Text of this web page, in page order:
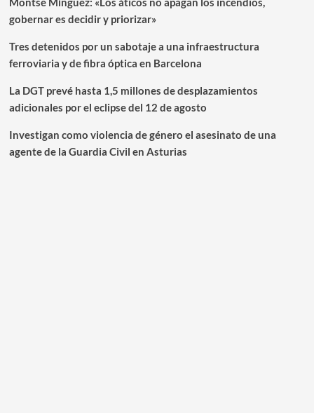
gobernar es decidir y priorizar»
Tres detenidos por un sabotaje a una infraestructura
ferroviaria y de fibra óptica en Barcelona
La DGT prevé hasta 1,5 millones de desplazamientos
adicionales por el eclipse del 12 de agosto
Investigan como violencia de género el asesinato de una
agente de la Guardia Civil en Asturias